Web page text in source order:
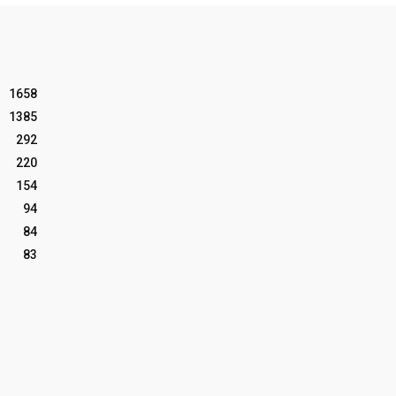
1658
1385
292
220
154
94
84
83